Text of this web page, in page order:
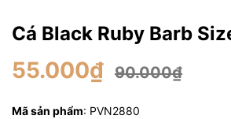
Cá Black Ruby Barb
55.000₫ 90.000₫
Mã sản phẩm: PVN2880